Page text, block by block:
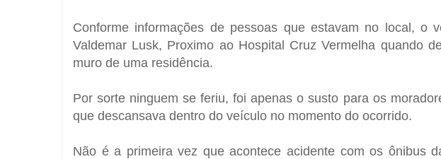
Conforme informações de pessoas que estavam no local, o
Valdemar Lusk, Proximo ao Hospital Cruz Vermelha quando
muro de uma residência.
Por sorte ninguem se feriu, foi apenas o susto para os
que descansava dentro do veículo no momento do ocorrido.
Não é a primeira vez que acontece acidente com os ônibus